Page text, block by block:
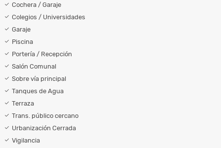
Cochera / Garaje
Colegios / Universidades
Garaje
Piscina
Portería / Recepción
Salón Comunal
Sobre vía principal
Tanques de Agua
Terraza
Trans. público cercano
Urbanización Cerrada
Vigilancia